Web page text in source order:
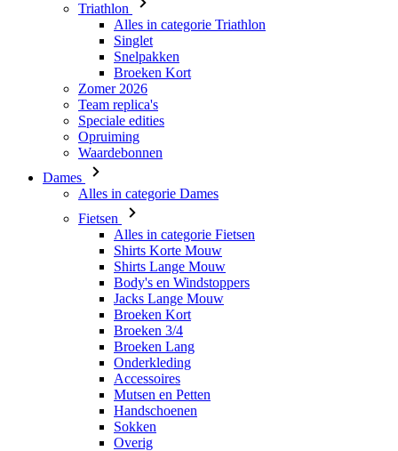
Triathlon
Alles in categorie Triathlon
Singlet
Snelpakken
Broeken Kort
Zomer 2026
Team replica's
Speciale edities
Opruiming
Waardebonnen
Dames
Alles in categorie Dames
Fietsen
Alles in categorie Fietsen
Shirts Korte Mouw
Shirts Lange Mouw
Body's en Windstoppers
Jacks Lange Mouw
Broeken Kort
Broeken 3/4
Broeken Lang
Onderkleding
Accessoires
Mutsen en Petten
Handschoenen
Sokken
Overig